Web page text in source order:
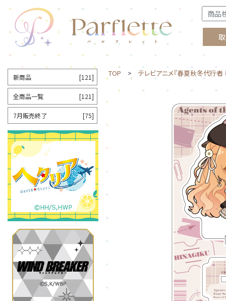
TOP > テレビアニメ『春夏秋冬代行者
新商品 [121]
全商品一覧 [121]
7月販売終了 [75]